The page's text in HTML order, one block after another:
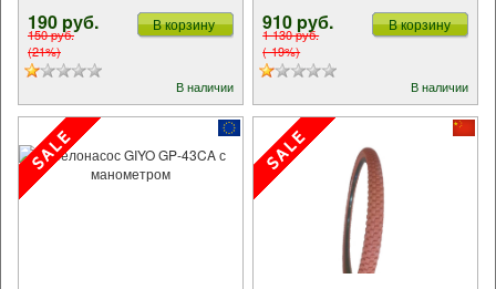
190 pуб.
150 pуб.
(21%)
В корзину
В наличии
910 pуб.
1 130 pуб.
(-19%)
В корзину
В наличии